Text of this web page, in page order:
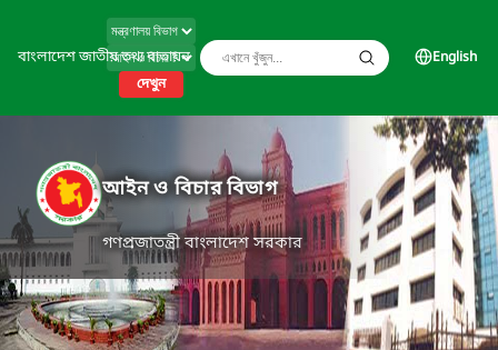
বাংলাদেশ জাতীয় তথ্য বাতায়ন
দেখুন
English
আইন ও বিচার বিভাগ
গণপ্রজাতন্ত্রী বাংলাদেশ সরকার